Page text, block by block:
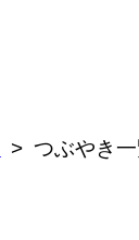
つぶやき